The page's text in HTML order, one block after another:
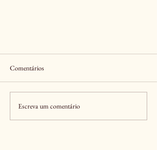
Prévias
Comentários
Escreva um comentário